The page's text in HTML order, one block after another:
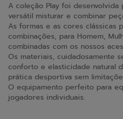
A coleção Play foi
versátil misturar e combinar
As formas e as cores clássicas
combinações, para Homem,
combinadas com os nossos
Os materiais, cuidadosamente
conforto e elasticidade natural
prática desportiva sem
O equipamento perfeito para
jogadores individuais.